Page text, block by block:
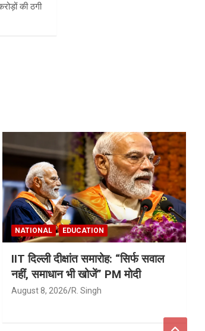
की ठगी
NATIONAL EDUCATION
IIT दिल्ली दीक्षांत समारोह: “सिर्फ सवाल
नहीं, समाधान भी खोजें” PM मोदी
August 8, 2026 R. Singh